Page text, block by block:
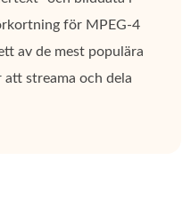
för MPEG-4
av de mest populära
streama och dela